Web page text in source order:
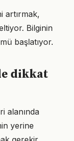
artırmak,
Bilginin
başlatıyor.
dikkat
alanında
yerine